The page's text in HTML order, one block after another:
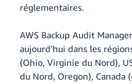
réglementaires.
AWS Backup Audit
aujourd'hui dans les
(Ohio, Virginie du Nord),
du Nord, Oregon), Canada